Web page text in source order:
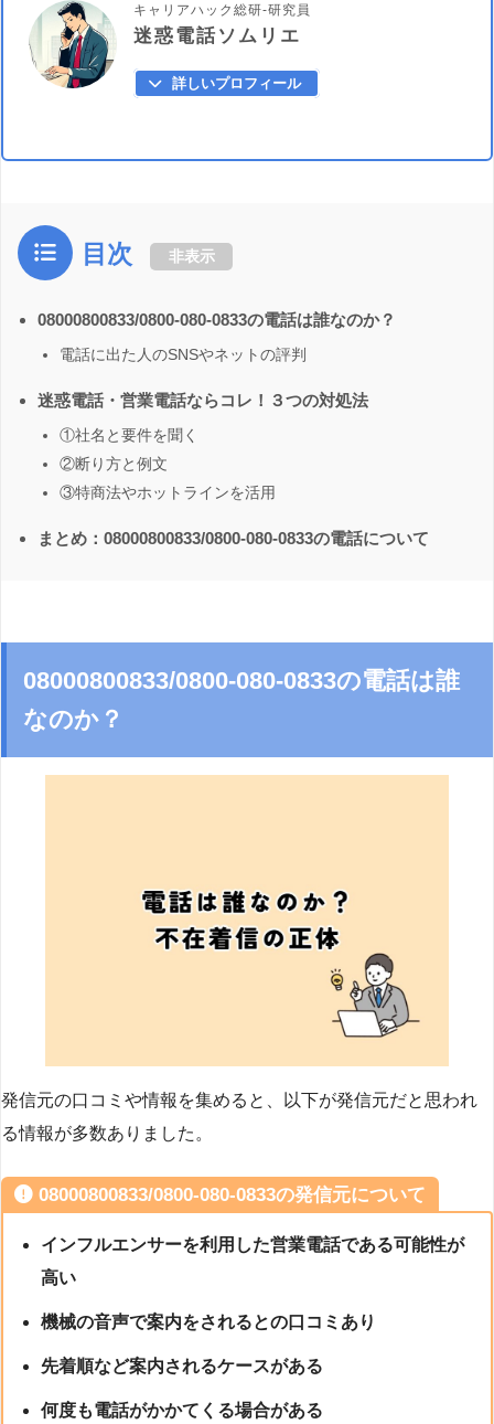
キャリアハック総研-研究員
迷惑電話ソムリエ
詳しいプロフィール
目次 非表示
08000800833/0800-080-0833の電話は誰なのか？
電話に出た人のSNSやネットの評判
迷惑電話・営業電話ならコレ！３つの対処法
①社名と要件を聞く
②断り方と例文
③特商法やホットラインを活用
まとめ：08000800833/0800-080-0833の電話について
08000800833/0800-080-0833の電話は誰
なのか？
発信元の口コミや情報を集めると、以下が発信元だと思われ
る情報が多数ありました。
08000800833/0800-080-0833の発信元について
インフルエンサーを利用した営業電話である可能性が
高い
機械の音声で案内をされるとの口コミあり
先着順など案内されるケースがある
何度も電話がかかてくる場合がある